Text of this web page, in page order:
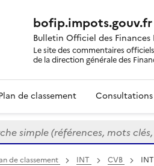
bofip.impots.gouv.fr
Bulletin Officiel des Finances
Le site des commentaires
de la direction générale des
de classement Consultations
simple (références, mots clés,
de classement INT CVB